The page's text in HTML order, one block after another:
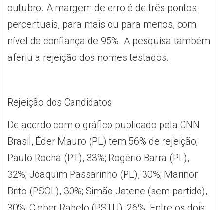
outubro. A margem de erro é de três pontos
percentuais, para mais ou para menos, com
nível de confiança de 95%. A pesquisa também
aferiu a rejeição dos nomes testados.
Rejeição dos Candidatos
De acordo com o gráfico publicado pela CNN
Brasil, Éder Mauro (PL) tem 56% de rejeição;
Paulo Rocha (PT), 33%; Rogério Barra (PL),
32%; Joaquim Passarinho (PL), 30%; Marinor
Brito (PSOL), 30%; Simão Jatene (sem partido),